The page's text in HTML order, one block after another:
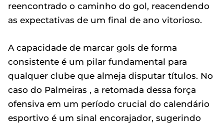
reencontrado o caminho do gol, reacendendo
as expectativas de um final de ano vitorioso.
A capacidade de marcar gols de forma
consistente é um pilar fundamental para
qualquer clube que almeja disputar títulos. No
caso do Palmeiras , a retomada dessa força
ofensiva em um período crucial do calendário
esportivo é um sinal encorajador, sugerindo